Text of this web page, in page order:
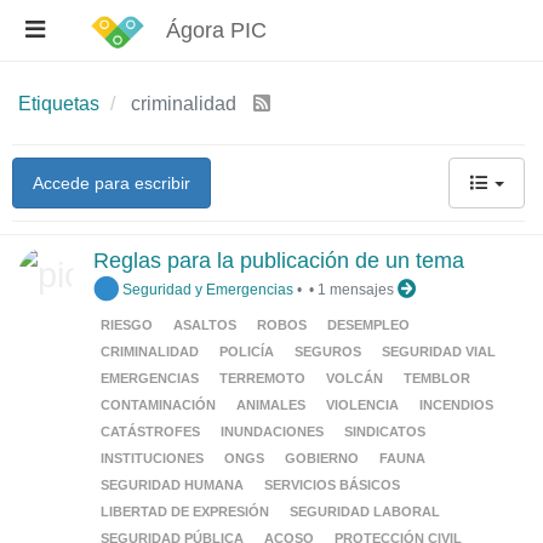
Ágora PIC
Etiquetas criminalidad
Accede para escribir
Reglas para la publicación de un tema
Seguridad y Emergencias •
RIESGO ASALTOS ROBOS
DESEMPLEO
CRIMINALIDAD
POLICÍA SEGUROS
SEGURIDAD VIAL
EMERGENCIAS
TERREMOTO VOLCÁN
TEMBLOR
CONTAMINACIÓN
ANIMALES VIOLENCIA
INCENDIOS
CATÁSTROFES
INUNDACIONES
SINDICATOS
INSTITUCIONES
ONGS GOBIERNO
FAUNA
SEGURIDAD HUMANA
SERVICIOS BÁSICOS
LIBERTAD DE EXPRESIÓN
SEGURIDAD LABORAL
SEGURIDAD PÚBLICA
ACOSO PROTECCIÓN CIVIL
• 1 mensajes